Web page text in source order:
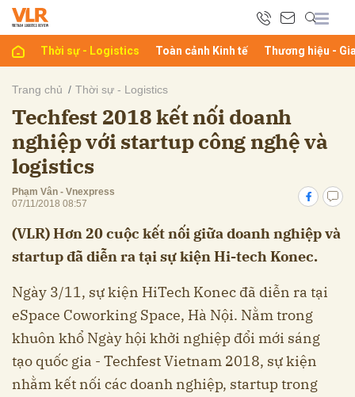
Thời sự - Logistics Toàn cảnh Kinh tế Thương hiệu -
Trang chủ Thời sự - Logistics
Techfest 2018 kết nối doanh
nghiệp với startup công nghệ và
logistics
Phạm Vân - Vnexpress
07/11/2018 08:57
(VLR) Hơn 20 cuộc kết nối giữa doanh nghiệp và
startup đã diễn ra tại sự kiện Hi-tech Konec.
Ngày 3/11, sự kiện HiTech Konec đã diễn ra tại
eSpace Coworking Space, Hà Nội. Nằm trong
khuôn khổ Ngày hội khởi nghiệp đổi mới sáng
tạo quốc gia - Techfest Vietnam 2018, sự kiện
nhằm kết nối các doanh nghiệp, startup trong
luận
Hủy